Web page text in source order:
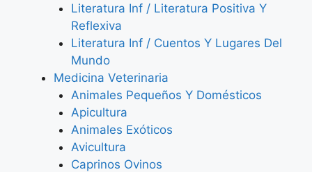
Literatura Inf / Literatura Positiva Y
Reflexiva
Literatura Inf / Cuentos Y Lugares Del
Mundo
Medicina Veterinaria
Animales Pequeños Y Domésticos
Apicultura
Animales Exóticos
Avicultura
Caprinos Ovinos